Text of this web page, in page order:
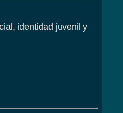
identidad juvenil y